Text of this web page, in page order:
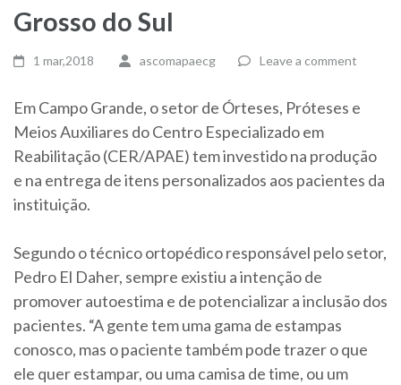
Grosso do Sul
1 mar,2018 ascomapaecg Leave a comment
Em Campo Grande, o setor de Órteses, Próteses e
Meios Auxiliares do Centro Especializado em
Reabilitação (CER/APAE) tem investido na produção
e na entrega de itens personalizados aos pacientes da
instituição.
Segundo o técnico ortopédico responsável pelo setor,
Pedro El Daher, sempre existiu a intenção de
promover autoestima e de potencializar a inclusão dos
pacientes. “A gente tem uma gama de estampas
conosco, mas o paciente também pode trazer o que
ele quer estampar, ou uma camisa de time, ou um